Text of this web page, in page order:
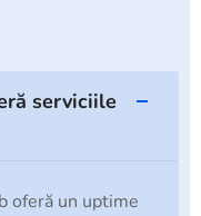
serviciile
oferă un uptime